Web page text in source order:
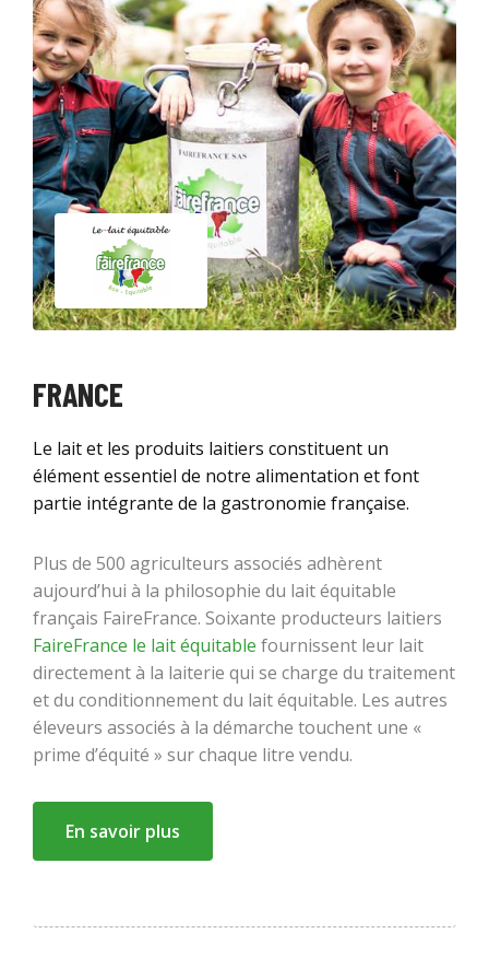
FRANCE
Le lait et les produits laitiers constituent un
élément essentiel de notre alimentation et font
partie intégrante de la gastronomie française.
Plus de 500 agriculteurs associés adhèrent
aujourd’hui à la philosophie du lait équitable
français FaireFrance. Soixante producteurs laitiers
FaireFrance le lait équitable fournissent leur lait
directement à la laiterie qui se charge du traitement
et du conditionnement du lait équitable. Les autres
éleveurs associés à la démarche touchent une «
prime d’équité » sur chaque litre vendu.
En savoir plus